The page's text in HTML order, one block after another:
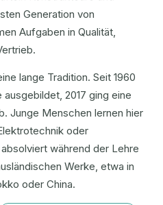
Generation von
Aufgaben in Qualität,
lange Tradition. Seit 1960
2017 ging eine
Junge Menschen lernen hier
oder
während der Lehre
Werke, etwa in
oder China.